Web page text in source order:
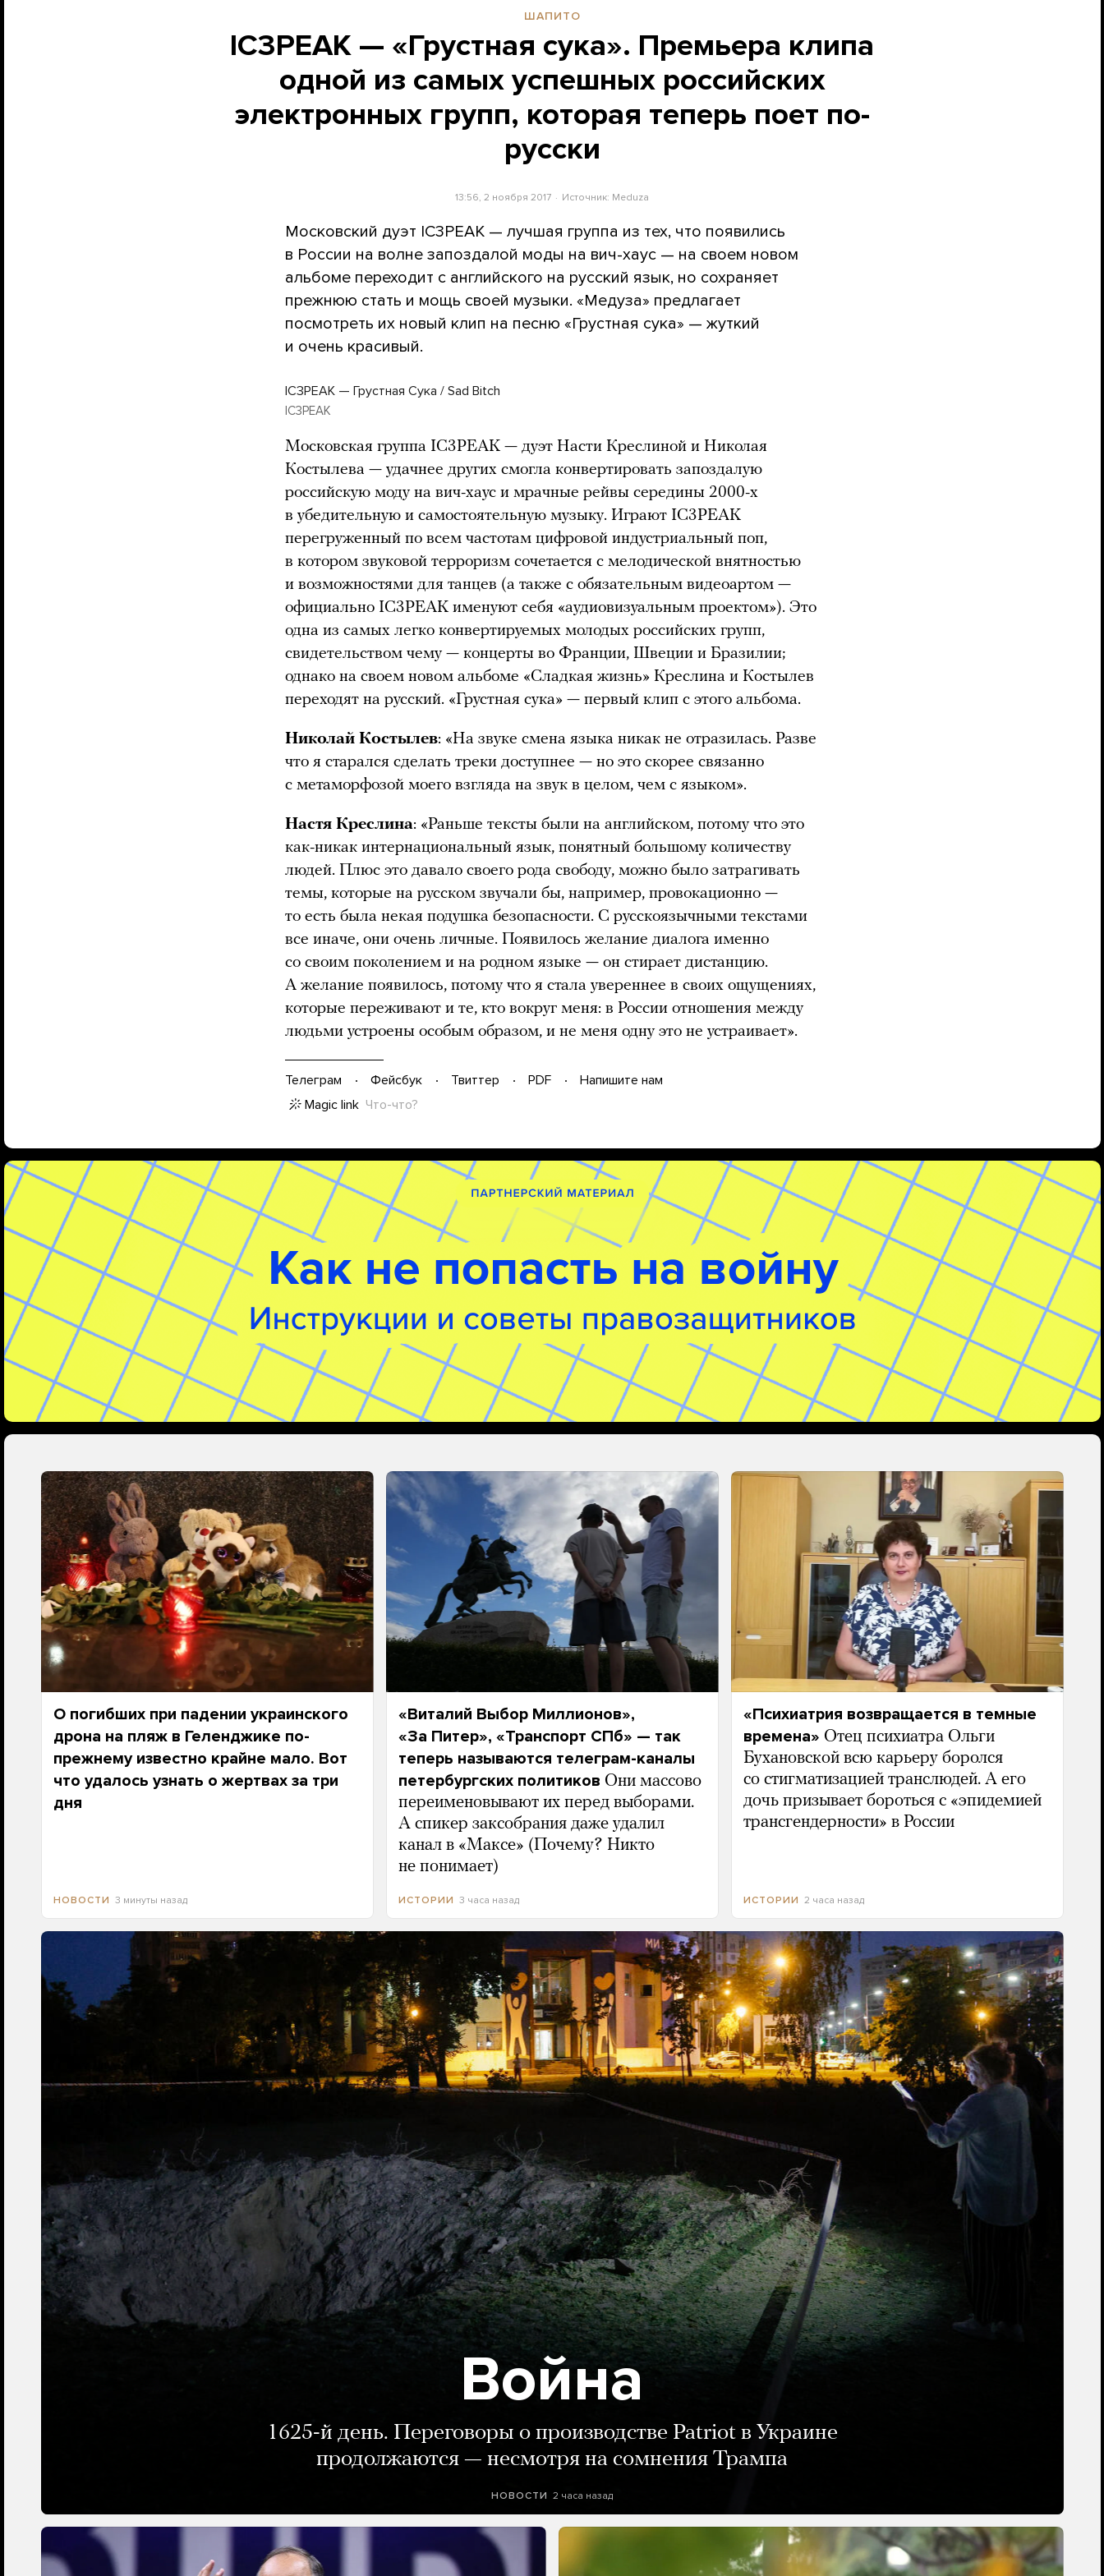
ШАПИТО
IC3PEAK — «Грустная сука». Премьера клипа
одной из самых успешных российских
электронных групп, которая теперь поет по-
русски
13:56, 2 ноября 2017 Источник: Meduza
Московский дуэт IC3PEAK — лучшая группа из тех, что появились
в России на волне запоздалой моды на вич-хаус — на своем новом
альбоме переходит с английского на русский язык, но сохраняет
прежнюю стать и мощь своей музыки. «Медуза» предлагает
посмотреть их новый клип на песню «Грустная сука» — жуткий
и очень красивый.
IC3PEAK — Грустная Сука / Sad Bitch
IC3PEAK
Московская группа IC3PEAK — дуэт Насти Креслиной и Николая
Костылева — удачнее других смогла конвертировать запоздалую
российскую моду на вич-хаус и мрачные рейвы середины 2000-х
в убедительную и самостоятельную музыку. Играют IC3PEAK
перегруженный по всем частотам цифровой индустриальный поп,
в котором звуковой терроризм сочетается с мелодической внятностью
и возможностями для танцев (а также с обязательным видеоартом —
официально IC3PEAK именуют себя «аудиовизуальным проектом»). Это
одна из самых легко конвертируемых молодых российских групп,
свидетельством чему — концерты во Франции, Швеции и Бразилии;
однако на своем новом альбоме «Сладкая жизнь» Креслина и Костылев
переходят на русский. «Грустная сука» — первый клип с этого альбома.
Николай Костылев: «На звуке смена языка никак не отразилась. Разве
что я старался сделать треки доступнее — но это скорее связанно
с метаморфозой моего взгляда на звук в целом, чем с языком».
Настя Креслина: «Раньше тексты были на английском, потому что это
как-никак интернациональный язык, понятный большому количеству
людей. Плюс это давало своего рода свободу, можно было затрагивать
темы, которые на русском звучали бы, например, провокационно —
то есть была некая подушка безопасности. С русскоязычными текстами
все иначе, они очень личные. Появилось желание диалога именно
со своим поколением и на родном языке — он стирает дистанцию.
А желание появилось, потому что я стала увереннее в своих ощущениях,
которые переживают и те, кто вокруг меня: в России отношения между
людьми устроены особым образом, и не меня одну это не устраивает».
Телеграм Фейсбук Твиттер PDF
Напишите нам
Magic link Что-что?
О погибших при падении украинского
дрона на пляж в Геленджике по-
прежнему известно крайне мало. Вот
что удалось узнать о жертвах за три
дня
НОВОСТИ 3 минуты назад
«Виталий Выбор Миллионов»,
«За Питер», «Транспорт СПб» — так
теперь называются телеграм-каналы
петербургских политиков Они массово
переименовывают их перед выборами.
А спикер заксобрания даже удалил
канал в «Максе» (Почему? Никто
не понимает)
ИСТОРИИ 3 часа назад
«Психиатрия возвращается в темные
времена» Отец психиатра Ольги
Бухановской всю карьеру боролся
со стигматизацией транслюдей. А его
дочь призывает бороться с «эпидемией
трансгендерности» в России
ИСТОРИИ 2 часа назад
Война
1625-й день. Переговоры о производстве Patriot в Украине
продолжаются — несмотря на сомнения Трампа
НОВОСТИ 2 часа назад